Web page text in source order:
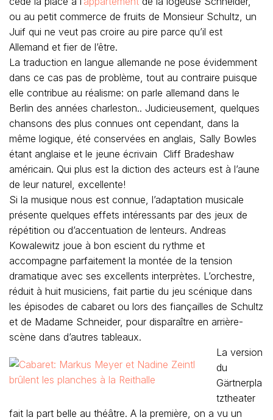
ou au petit commerce de fruits de Monsieur Schultz, un
Juif qui ne veut pas croire au pire parce qu’il est
Allemand et fier de l’être.
La traduction en langue allemande ne pose évidemment
dans ce cas pas de problème, tout au contraire puisque
elle contribue au réalisme: on parle allemand dans le
Berlin des années charleston.. Judicieusement, quelques
chansons des plus connues ont cependant, dans la
même logique, été conservées en anglais, Sally Bowles
étant anglaise et le jeune écrivain Cliff Bradeshaw
américain. Qui plus est la diction des acteurs est à l’aune
de leur naturel, excellente!
Si la musique nous est connue, l’adaptation musicale
présente quelques effets intéressants par des jeux de
répétition ou d’accentuation de lenteurs. Andreas
Kowalewitz joue à bon escient du rythme et
accompagne parfaitement la montée de la tension
dramatique avec ses excellents interprètes. L’orchestre,
réduit à huit musiciens, fait partie du jeu scénique dans
les épisodes de cabaret ou lors des fiançailles de Schultz
et de Madame Schneider, pour disparaître en arrière-
scène dans d’autres tableaux.
La version
du
Gärtnerpla
tztheater
fait la part belle au théâtre. A la première, on a vu un